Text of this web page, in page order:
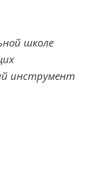
школе
инструмент